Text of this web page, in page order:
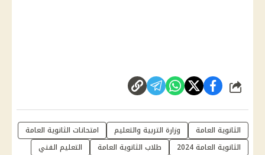
شارك
الثانوية العامة وزارة التربية والتعليم
امتحانات الثانوية العامة
الثانوية العامة 2024
طلاب الثانوية العامة
التعليم الفني